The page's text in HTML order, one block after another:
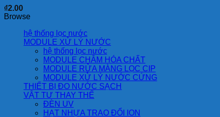
₫2.00
Browse
hệ thống lọc nước
MODULE XỬ LÝ NƯỚC
hệ thống lọc nước
MODULE CHÂM HÓA CHẤT
MODULE RỬA MÀNG LỌC CIP
MODULE XỬ LÝ NƯỚC CỨNG
THIẾT BỊ ĐO NƯỚC SẠCH
VẬT TƯ THAY THẾ
ĐÈN UV
HẠT NHỰA TRAO ĐỔI ION